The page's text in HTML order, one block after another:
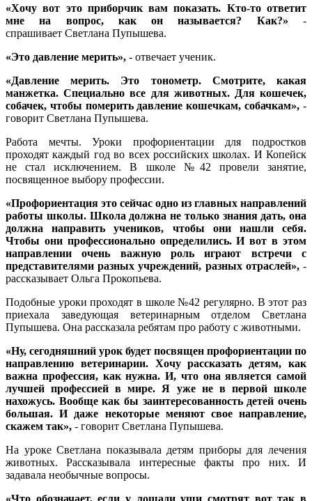
«Хочу вот это приборчик вам показать. Кто-то ответит
мне на вопрос, как он называется? Как?» -
спрашивает Светлана Пупышева.
«Это давление мерить», - отвечает ученик.
«Давление мерить. Это тонометр. Смотрите, какая
манжетка. Специально все для животных. Для кошечек,
собачек, чтобы померить давление кошечкам, собачкам», -
говорит Светлана Пупышева.
Работа мечты. Уроки профориентации для подростков
проходят каждый год во всех российских школах. И Копейск
не стал исключением. В школе №42 провели занятие,
посвященное выбору профессии.
«Профориентация это сейчас одно из главных направлений
работы школы. Школа должна не только знания дать, она
должна направить учеников, чтобы они нашли себя.
Чтобы они профессионально определились. И вот в этом
направлении очень важную роль играют встречи с
представителями разных учреждений, разных отраслей», -
рассказывает Ольга Прокопьева.
Подобные уроки проходят в школе №42 регулярно. В этот раз
приехала заведующая ветеринарным отделом Светлана
Пупышева. Она рассказала ребятам про работу с животными.
«Ну, сегодняшний урок будет посвящен профориентации по
направлению ветеринарии. Хочу рассказать детям, как
важна профессия, как нужна. И, что она является самой
лучшей профессией в мире. Я уже не в первой школе
нахожусь. Вообще как бы заинтересованность детей очень
большая. И даже некоторые меняют свое направление,
скажем так», - говорит Светлана Пупышева.
На уроке Светлана показывала детям приборы для лечения
животных. Рассказывала интересные факты про них. И
задавала необычные вопросы.
«Что обозначает, если у лошади уши смотрят вот так в